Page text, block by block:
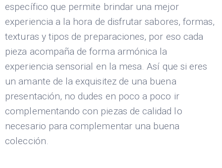
específico que permite brindar una mejor
experiencia a la hora de disfrutar sabores, formas,
texturas y tipos de preparaciones, por eso cada
pieza acompaña de forma armónica la
experiencia sensorial en la mesa. Así que si eres
un amante de la exquisitez de una buena
presentación, no dudes en poco a poco ir
complementando con piezas de calidad lo
necesario para complementar una buena
colección.